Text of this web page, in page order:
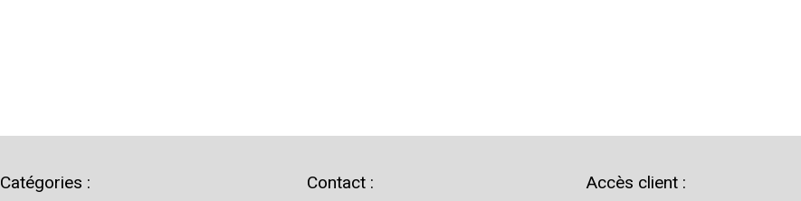
Catégories : Contact : Accès client :